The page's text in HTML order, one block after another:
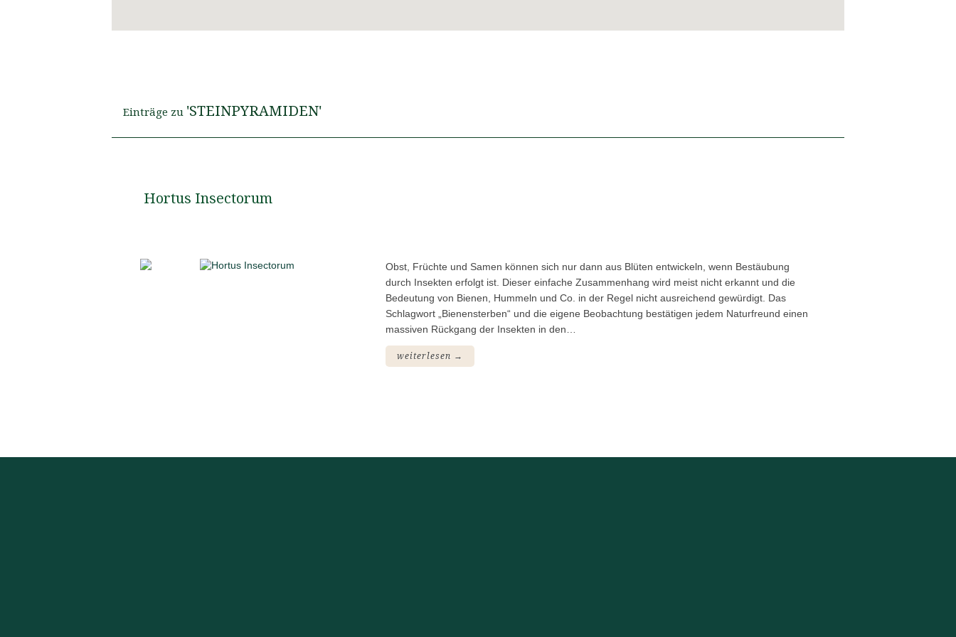
Einträge zu 'STEINPYRAMIDEN'
Hortus Insectorum
Obst, Früchte und Samen können sich nur dann aus Blüten entwickeln, wenn Bestäubung
durch Insekten erfolgt ist. Dieser einfache Zusammenhang wird meist nicht erkannt und die
Bedeutung von Bienen, Hummeln und Co. in der Regel nicht ausreichend gewürdigt. Das
Schlagwort „Bienensterben“ und die eigene Beobachtung bestätigen jedem Naturfreund einen
massiven Rückgang der Insekten in den…
weiterlesen →